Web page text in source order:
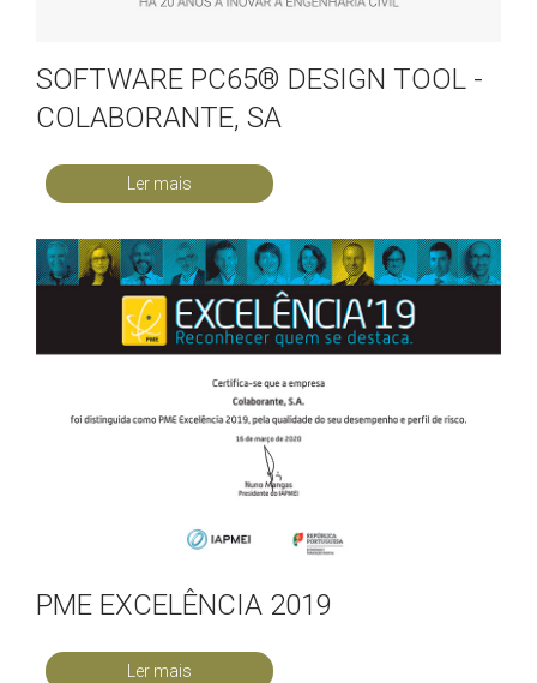
SOFTWARE PC65® DESIGN TOOL -
COLABORANTE, SA
Ler mais
PME EXCELÊNCIA 2019
Ler mais